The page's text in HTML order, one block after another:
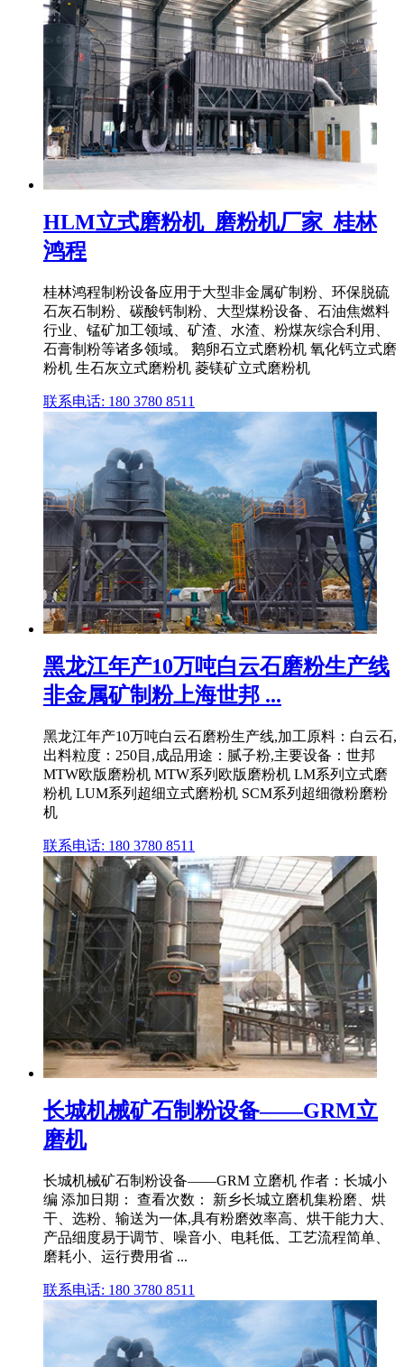
HLM立式磨粉机_磨粉机厂家_桂林
鸿程
桂林鸿程制粉设备应用于大型非金属矿制粉、环保脱硫
石灰石制粉、碳酸钙制粉、大型煤粉设备、石油焦燃料
行业、锰矿加工领域、矿渣、水渣、粉煤灰综合利用、
石膏制粉等诸多领域。 鹅卵石立式磨粉机 氧化钙立式磨
粉机 生石灰立式磨粉机 菱镁矿立式磨粉机
联系电话: 180 3780 8511
黑龙江年产10万吨白云石磨粉生产线
非金属矿制粉上海世邦 ...
黑龙江年产10万吨白云石磨粉生产线,加工原料：白云石,
出料粒度：250目,成品用途：腻子粉,主要设备：世邦
MTW欧版磨粉机 MTW系列欧版磨粉机 LM系列立式磨
粉机 LUM系列超细立式磨粉机 SCM系列超细微粉磨粉
机
联系电话: 180 3780 8511
长城机械矿石制粉设备——GRM立
磨机
长城机械矿石制粉设备——GRM 立磨机 作者：长城小
编 添加日期： 查看次数： 新乡长城立磨机集粉磨、烘
干、选粉、输送为一体,具有粉磨效率高、烘干能力大、
产品细度易于调节、噪音小、电耗低、工艺流程简单、
磨耗小、运行费用省 ...
联系电话: 180 3780 8511